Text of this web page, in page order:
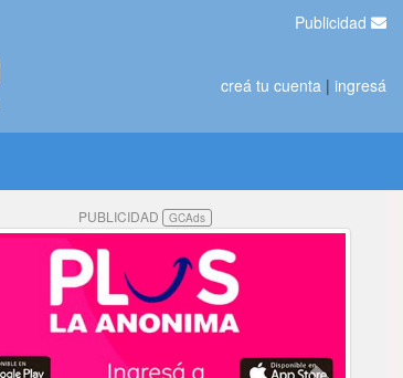
Publicidad
creá tu cuenta | ingresá
PUBLICIDAD GCAds